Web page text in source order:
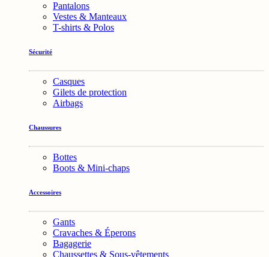
Pantalons
Vestes & Manteaux
T-shirts & Polos
Sécurité
Casques
Gilets de protection
Airbags
Chaussures
Bottes
Boots & Mini-chaps
Accessoires
Gants
Cravaches & Éperons
Bagagerie
Chaussettes & Sous-vêtements